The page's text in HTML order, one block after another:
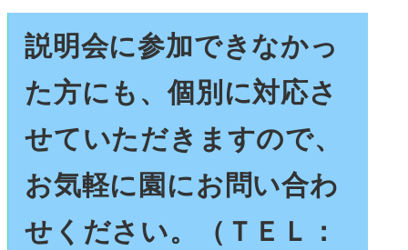
説明会に参加できなかっ
た方にも、個別に対応さ
せていただきますので、
お気軽に園にお問い合わ
せください。（ＴＥＬ：